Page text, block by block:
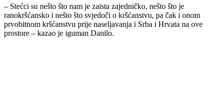
– Stećci su nešto što nam je zaista zajedničko, nešto što je
ranokršćansko i nešto što svjedoči o kršćanstvu, pa čak i onom
prvobitnom kršćanstvu prije naseljavanja i Srba i Hrvata na ove
prostore – kazao je iguman Danilo.